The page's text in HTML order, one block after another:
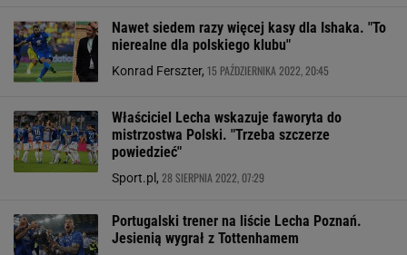
Nawet siedem razy więcej kasy dla Ishaka. "To
nierealne dla polskiego klubu"
Konrad Ferszter, 15 PAŹDZIERNIKA 2022, 20:45
Właściciel Lecha wskazuje faworyta do
mistrzostwa Polski. "Trzeba szczerze
powiedzieć"
Sport.pl, 28 SIERPNIA 2022, 07:29
Portugalski trener na liście Lecha Poznań.
Jesienią wygrał z Tottenhamem